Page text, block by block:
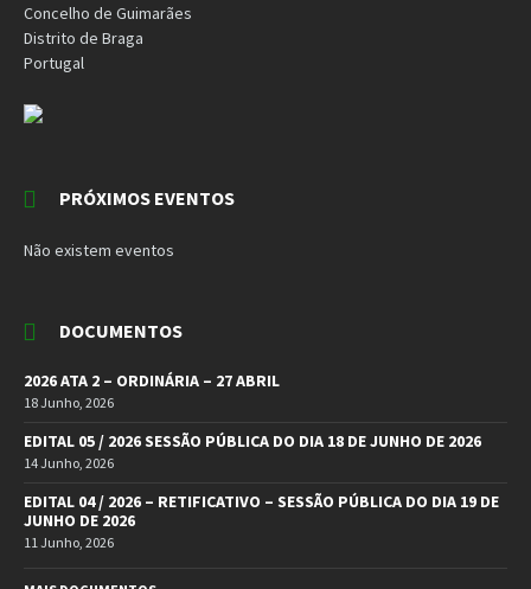
Concelho de Guimarães
Distrito de Braga
Portugal
PRÓXIMOS EVENTOS
Não existem eventos
DOCUMENTOS
2026 ATA 2 – ORDINÁRIA – 27 ABRIL
18 Junho, 2026
EDITAL 05 / 2026 SESSÃO PÚBLICA DO DIA 18 DE JUNHO DE 2026
14 Junho, 2026
EDITAL 04 / 2026 – RETIFICATIVO – SESSÃO PÚBLICA DO DIA 19 DE
JUNHO DE 2026
11 Junho, 2026